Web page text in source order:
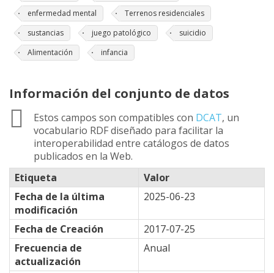
enfermedad mental
Terrenos residenciales
sustancias
juego patológico
suicidio
Alimentación
infancia
Información del conjunto de datos
Estos campos son compatibles con DCAT, un
vocabulario RDF diseñado para facilitar la
interoperabilidad entre catálogos de datos
publicados en la Web.
Etiqueta
Valor
Fecha de la última
modificación
2025-06-23
Fecha de Creación
2017-07-25
Frecuencia de
actualización
Anual